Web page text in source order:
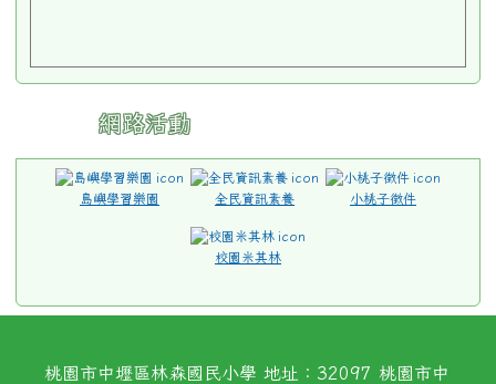
網路活動
島嶼學習樂園 全民資訊素養 小桃子徵件
校園米其林
桃園市中壢區林森國民小學 地址：32097 桃園市中